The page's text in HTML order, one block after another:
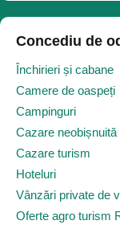
Concediu de
Închirieri și cabane
Camere de oaspeți
Campinguri
Cazare neobișnuită
Cazare turism
Hoteluri
Vânzări private de
Oferte agro turism